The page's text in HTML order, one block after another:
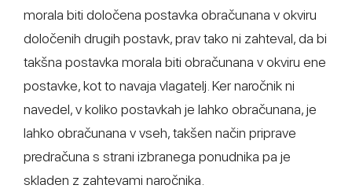
morala biti določena postavka obračunana v okviru
določenih drugih postavk, prav tako ni zahteval, da bi
takšna postavka morala biti obračunana v okviru ene
postavke, kot to navaja vlagatelj. Ker naročnik ni
navedel, v koliko postavkah je lahko obračunana, je
lahko obračunana v vseh, takšen način priprave
predračuna s strani izbranega ponudnika pa je
skladen z zahtevami naročnika.